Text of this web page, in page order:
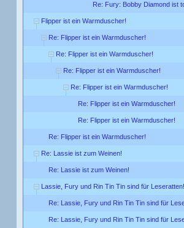
Re: Fury: Bobby Diamond ist
Flipper ist ein Warmduscher!
Re: Flipper ist ein Warmduscher!
Re: Flipper ist ein Warmduscher!
Re: Flipper ist ein Warmduscher!
Re: Flipper ist ein Warmduscher!
Re: Flipper ist ein Warmduscher!
Re: Flipper ist ein Warmduscher!
Re: Flipper ist ein Warmduscher!
Re: Lassie ist zum Weinen!
Re: Lassie ist zum Weinen!
Lassie, Fury und Rin Tin Tin sind für Leseratten!
Re: Lassie, Fury und Rin Tin Tin sind für
Re: Lassie, Fury und Rin Tin Tin sind für